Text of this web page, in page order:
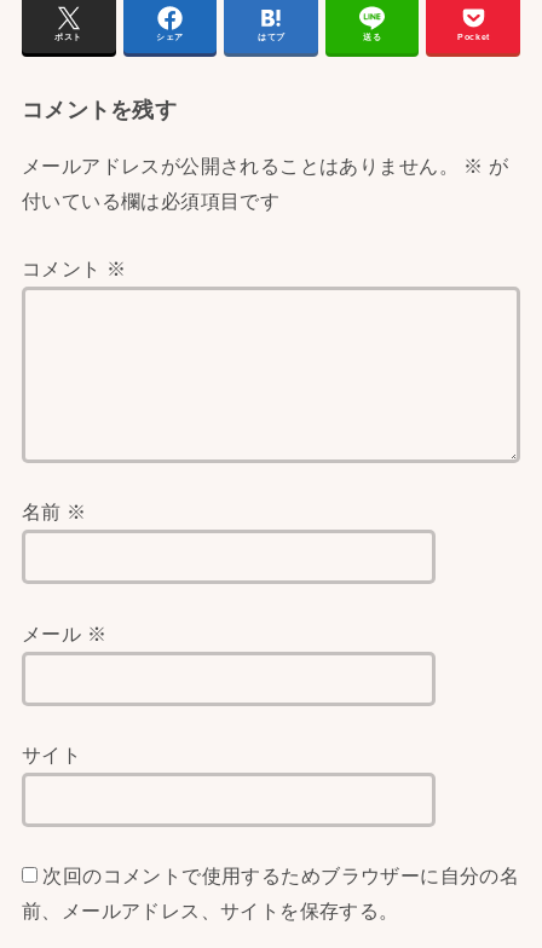
ポスト シェア はてブ 送る Pocket
コメントを残す
メールアドレスが公開されることはありません。 ※ が
付いている欄は必須項目です
コメント ※
名前 ※
メール ※
サイト
次回のコメントで使用するためブラウザーに自分の名
前、メールアドレス、サイトを保存する。